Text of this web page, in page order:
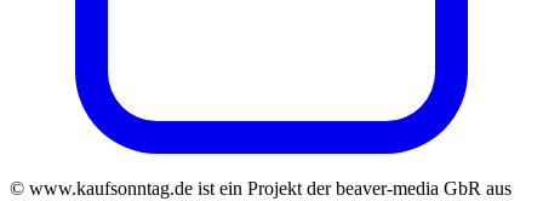
© www.kaufsonntag.de ist ein Projekt der beaver-media GbR aus